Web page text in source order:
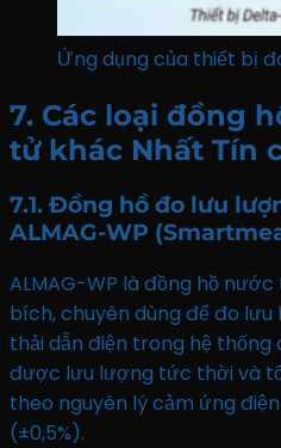
Ứng dụng của thiết bị
7. Các loại đồng
tử khác Nhất Tín
7.1. Đồng hồ đo lưu
ALMAG-WP
ALMAG-WP là đồng hồ
bích, chuyên dùng để đo
thải dẫn điện trong hệ thống
được lưu lượng tức thời và
theo nguyên lý cảm ứng
(±0,5%).